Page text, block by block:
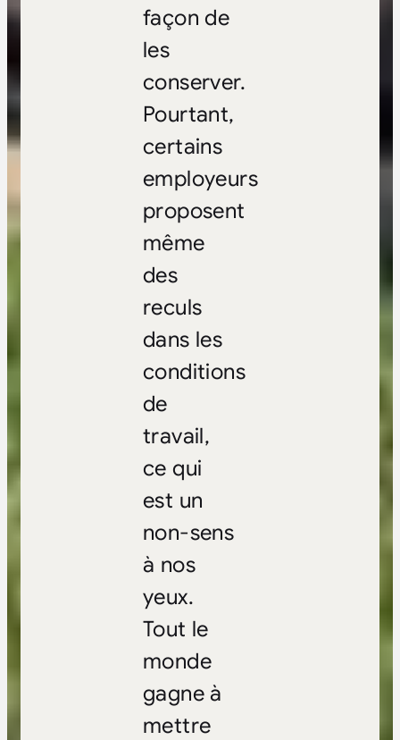
façon de
les
conserver.
Pourtant,
certains
employeurs
proposent
même
des
reculs
dans les
conditions
de
travail,
ce qui
est un
non-sens
à nos
yeux.
Tout le
monde
gagne à
mettre